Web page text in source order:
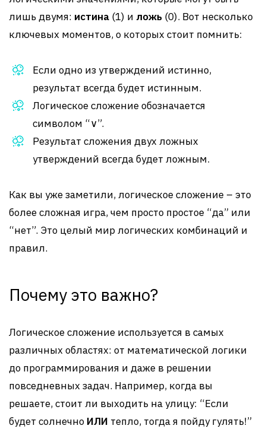
лишь двумя: истина (1) и ложь (0). Вот несколько
ключевых моментов, о которых стоит помнить:
Если одно из утверждений истинно,
результат всегда будет истинным.
Логическое сложение обозначается
символом “∨”.
Результат сложения двух ложных
утверждений всегда будет ложным.
Как вы уже заметили, логическое сложение – это
более сложная игра, чем просто простое “да” или
“нет”. Это целый мир логических комбинаций и
правил.
Почему это важно?
Логическое сложение используется в самых
различных областях: от математической логики
до программирования и даже в решении
повседневных задач. Например, когда вы
решаете, стоит ли выходить на улицу: “Если
будет солнечно ИЛИ тепло, тогда я пойду гулять!”